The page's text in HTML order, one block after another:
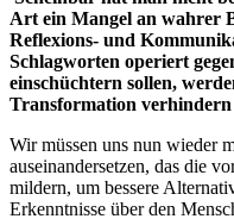
Art ein Mangel an wahrer
Reflexions- und
Schlagworten operiert
einschüchtern sollen,
Transformation verhindern
Wir müssen uns nun wieder
auseinandersetzen, das die
mildern, um bessere
Erkenntnisse über den